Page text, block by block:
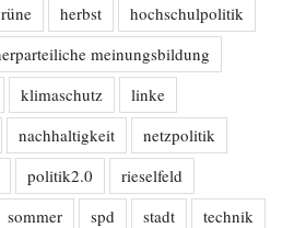
herbst
hochschulpolitik
meinungsbildung
klimaschutz
linke
nachhaltigkeit
netzpolitik
politik2.0
rieselfeld
sommer spd stadt
technik